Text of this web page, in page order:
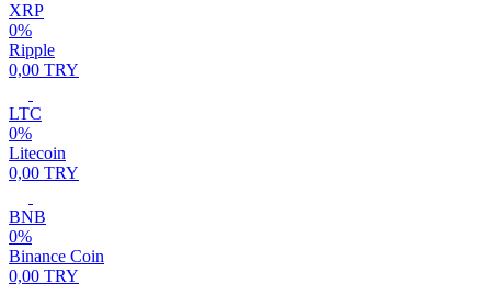
XRP
0%
Ripple
0,00 TRY
LTC
0%
Litecoin
0,00 TRY
BNB
0%
Binance Coin
0,00 TRY